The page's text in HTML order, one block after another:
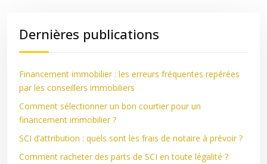
Dernières publications
Financement immobilier : les erreurs fréquentes repérées
par les conseillers immobiliers
Comment sélectionner un bon courtier pour un
financement immobilier ?
SCI d’attribution : quels sont les frais de notaire à prévoir ?
Comment racheter des parts de SCI en toute légalité ?